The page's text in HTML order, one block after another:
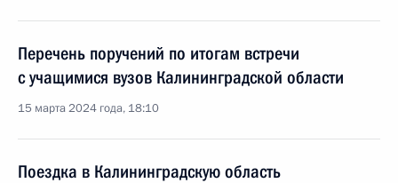
Перечень поручений по итогам встречи
с учащимися вузов Калининградской области
15 марта 2024 года, 18:10
Поездка в Калининградскую область